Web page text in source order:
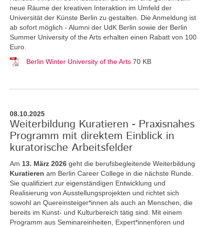
neue Räume der kreativen Interaktion im Umfeld der
Universität der Künste Berlin zu gestalten. Die Anmeldung ist
ab sofort möglich - Alumni der UdK Berlin sowie der Berlin
Summer University of the Arts erhalten einen Rabatt von 100
Euro.
Berlin Winter University of the Arts 70 KB
08.10.2025
Weiterbildung Kuratieren - Praxisnahes
Programm mit direktem Einblick in
kuratorische Arbeitsfelder
Am 13. März 2026 geht die berufsbegleitende Weiterbildung
Kuratieren am Berlin Career College in die nächste Runde.
Sie qualifiziert zur eigenständigen Entwicklung und
Realisierung von Ausstellungsprojekten und richtet sich
sowohl an Quereinsteiger*innen als auch an Menschen, die
bereits im Kunst- und Kulturbereich tätig sind. Mit einem
Programm aus Seminareinheiten, Expert*innenforen und